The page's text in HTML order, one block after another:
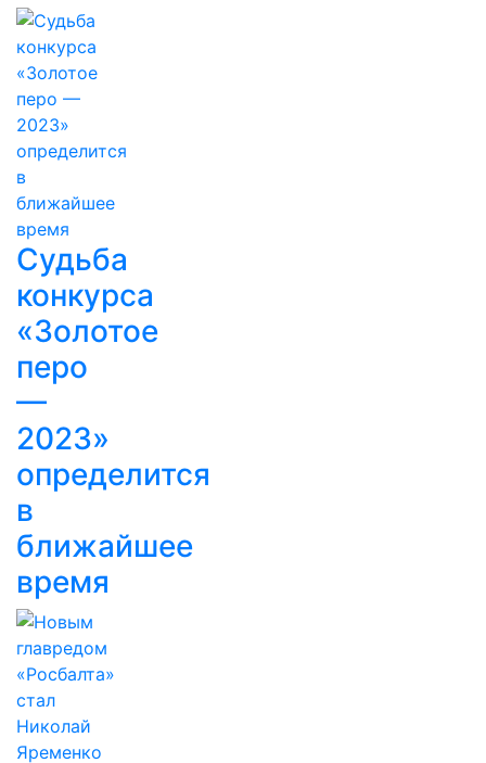
Судьба
конкурса
«Золотое
перо
—
2023»
определится
в
ближайшее
время